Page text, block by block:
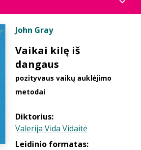
John Gray
Vaikai kilę iš
dangaus
pozityvaus vaikų auklėjimo
metodai
Diktorius:
Valerija Vida Vidaitė
Leidinio formatas: